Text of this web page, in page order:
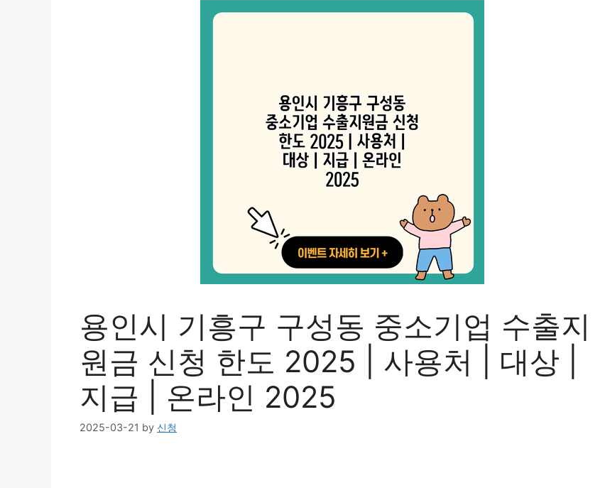
용인시 기흥구 구성동 중소기업 수출지
원금 신청 한도 2025 | 사용처 | 대상 |
지급 | 온라인 2025
2025-03-21 by 신청